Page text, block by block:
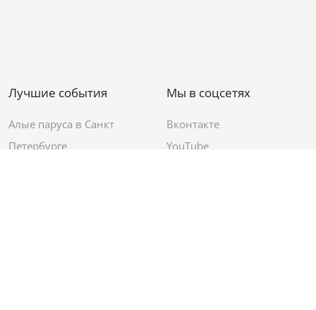
Лучшие события
Алые паруса в Санкт
Петербурге
Мы в соцсетях
Вконтакте
YouTube